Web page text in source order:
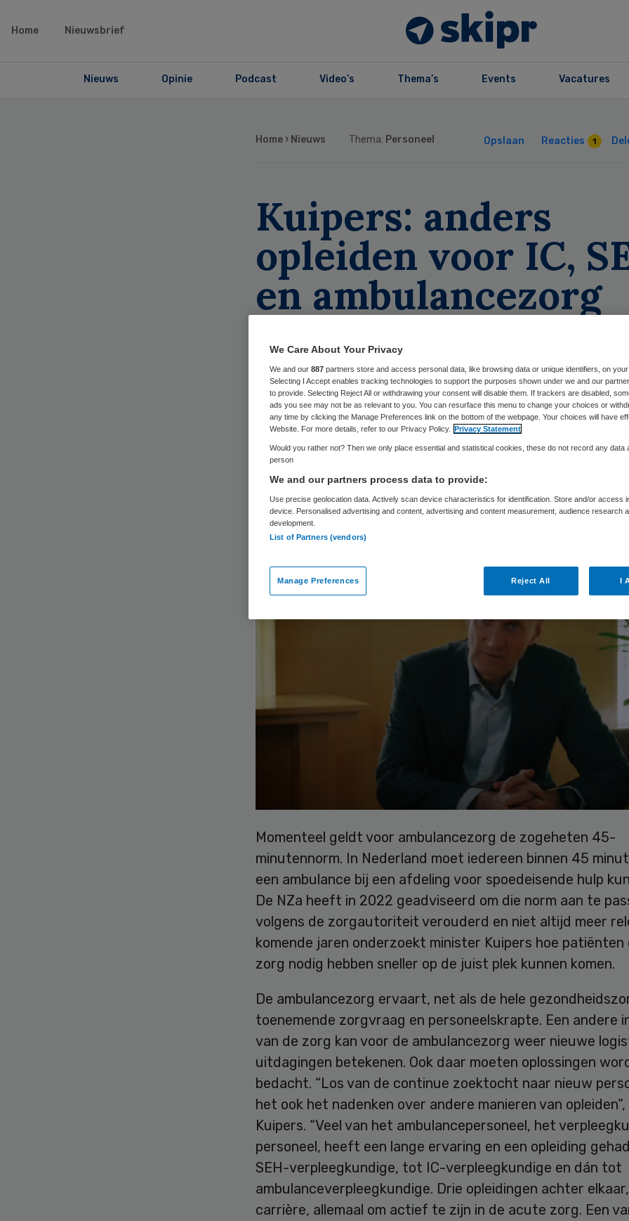
Home Nieuwsbrief
Nieuws Opinie Podcast Video’s Thema’s Events Vacatures
Home › Nieuws Thema: Personeel Opslaan Reacties 1
Kuipers: anders
opleiden voor IC,
en ambulancezorg
De acute zorg staat onder druk door de stijgende
personeelskrapte. Spreiding en concentratie van zorg
uitkomst bieden. Een andere indeling van de acute zorg
gevolgen voor de ambulancezorg. In deze video voor het
congres Acute Zorg gaat minister Kuipers (VWS) daarop
Momenteel geldt voor ambulancezorg de zogeheten 45-
minutennorm. In Nederland moet iedereen binnen 45
een ambulance bij een afdeling voor spoedeisende hulp
De NZa heeft in 2022 geadviseerd om die norm aan te
volgens de zorgautoriteit verouderd en niet altijd meer
komende jaren onderzoekt minister Kuipers hoe
zorg nodig hebben sneller op de juist plek kunnen komen.
De ambulancezorg ervaart, net als de hele
toenemende zorgvraag en personeelskrapte. Een andere
van de zorg kan voor de ambulancezorg weer nieuwe
uitdagingen betekenen. Ook daar moeten oplossingen
bedacht. “Los van de continue zoektocht naar nieuw
het ook het nadenken over andere manieren van
Kuipers. “Veel van het ambulancepersoneel, het
personeel, heeft een lange ervaring en een opleiding
SEH-verpleegkundige, tot IC-verpleegkundige en dán tot
ambulanceverpleegkundige. Drie opleidingen achter
carrière, allemaal om actief te zijn in de acute zorg. Een
We Care About Your Privacy
We and our 887 partners store and access personal data, like browsing data or unique identifiers, on
Selecting I Accept enables tracking technologies to support the purposes shown under we and our
to provide. Selecting Reject All or withdrawing your consent will disable them. If trackers are disabled,
ads you see may not be as relevant to you. You can resurface this menu to change your choices or
any time by clicking the Manage Preferences link on the bottom of the webpage. Your choices will have
Website. For more details, refer to our Privacy Policy. Privacy Statement
Would you rather not? Then we only place essential and statistical cookies, these do not record any data
person
We and our partners process data to provide:
Use precise geolocation data. Actively scan device characteristics for identification. Store and/or access
device. Personalised advertising and content, advertising and content measurement, audience research
development.
List of Partners (vendors)
Manage Preferences Reject All I